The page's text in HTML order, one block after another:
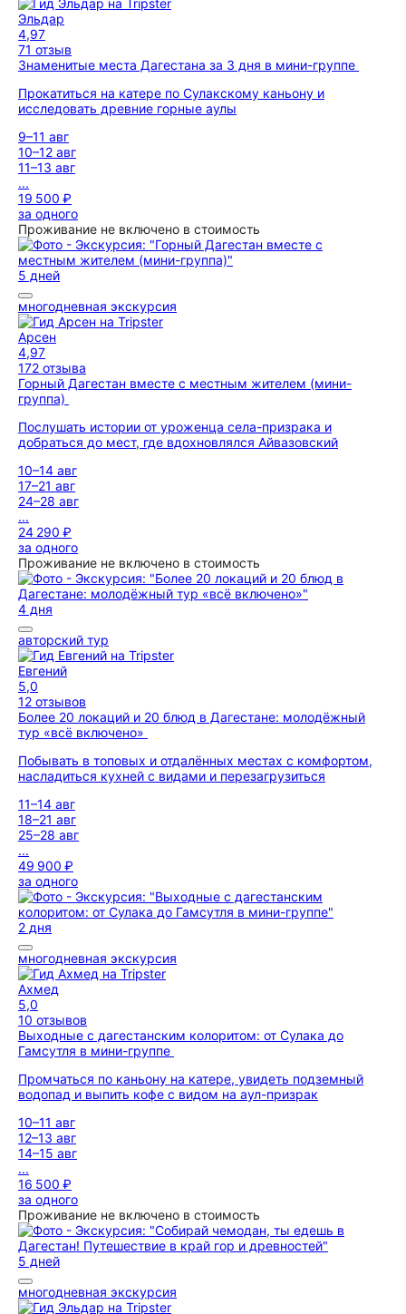
Эльдар
4,97
71 отзыв
Знаменитые места Дагестана за 3 дня в мини-группе
Прокатиться на катере по Сулакскому каньону и
исследовать древние горные аулы
9–11 авг
10–12 авг
11–13 авг
...
19 500 ₽
за одного
Проживание не включено в стоимость
5 дней
многодневная экскурсия
Арсен
4,97
172 отзыва
Горный Дагестан вместе с местным жителем (мини-
группа)
Послушать истории от уроженца села-призрака и
добраться до мест, где вдохновлялся Айвазовский
10–14 авг
17–21 авг
24–28 авг
...
24 290 ₽
за одного
Проживание не включено в стоимость
4 дня
авторский тур
Евгений
5,0
12 отзывов
Более 20 локаций и 20 блюд в Дагестане: молодёжный
тур «всё включено»
Побывать в топовых и отдалённых местах с комфортом,
насладиться кухней с видами и перезагрузиться
11–14 авг
18–21 авг
25–28 авг
...
49 900 ₽
за одного
2 дня
многодневная экскурсия
Ахмед
5,0
10 отзывов
Выходные с дагестанским колоритом: от Сулака до
Гамсутля в мини-группе
Промчаться по каньону на катере, увидеть подземный
водопад и выпить кофе с видом на аул-призрак
10–11 авг
12–13 авг
14–15 авг
...
16 500 ₽
за одного
Проживание не включено в стоимость
5 дней
многодневная экскурсия